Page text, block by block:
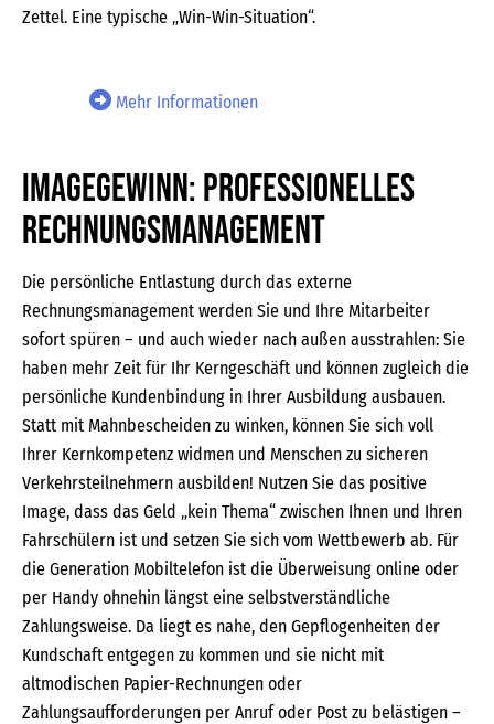
Zettel. Eine typische „Win-Win-Situation“.
Mehr Informationen
Imagegewinn: Professionelles
Rechnungsmanagement
Die persönliche Entlastung durch das externe
Rechnungsmanagement werden Sie und Ihre Mitarbeiter
sofort spüren – und auch wieder nach außen ausstrahlen: Sie
haben mehr Zeit für Ihr Kerngeschäft und können zugleich die
persönliche Kundenbindung in Ihrer Ausbildung ausbauen.
Statt mit Mahnbescheiden zu winken, können Sie sich voll
Ihrer Kernkompetenz widmen und Menschen zu sicheren
Verkehrsteilnehmern ausbilden! Nutzen Sie das positive
Image, dass das Geld „kein Thema“ zwischen Ihnen und Ihren
Fahrschülern ist und setzen Sie sich vom Wettbewerb ab. Für
die Generation Mobiltelefon ist die Überweisung online oder
per Handy ohnehin längst eine selbstverständliche
Zahlungsweise. Da liegt es nahe, den Gepflogenheiten der
Kundschaft entgegen zu kommen und sie nicht mit
altmodischen Papier-Rechnungen oder
Zahlungsaufforderungen per Anruf oder Post zu belästigen –